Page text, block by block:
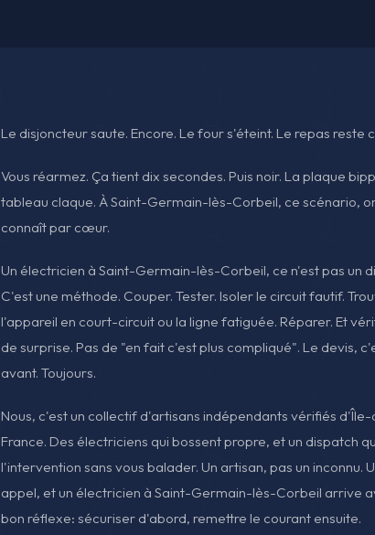
Le disjoncteur saute. Encore. Le four s'éteint. Le repas reste
Vous réarmez. Ça tient dix secondes. Puis noir. La plaque
tableau claque. À Saint-Germain-lès-Corbeil, ce scénario,
connaît par cœur.
Un électricien à Saint-Germain-lès-Corbeil, ce n'est pas un
C'est une méthode. Couper. Tester. Isoler le circuit fautif.
l'appareil en court-circuit ou la ligne fatiguée. Réparer. Et
de surprise. Pas de "en fait c'est plus compliqué". Le devis,
avant. Toujours.
Nous, c'est un collectif d'artisans indépendants vérifiés
France. Des électriciens qui bossent propre, et un dispatch
l'intervention sans vous balader. Un artisan, pas un inconnu.
appel, et un électricien à Saint-Germain-lès-Corbeil arrive
bon réflexe: sécuriser d'abord, remettre le courant ensuite.